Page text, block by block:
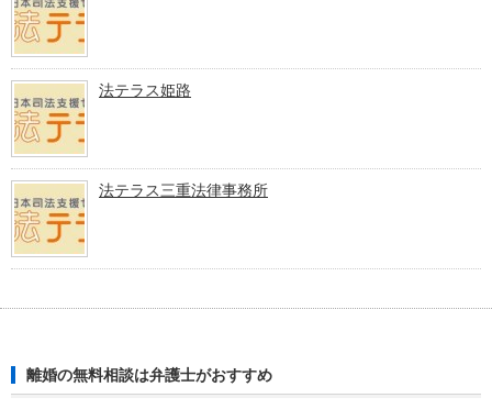
法テラス姫路
法テラス三重法律事務所
離婚の無料相談は弁護士がおすすめ